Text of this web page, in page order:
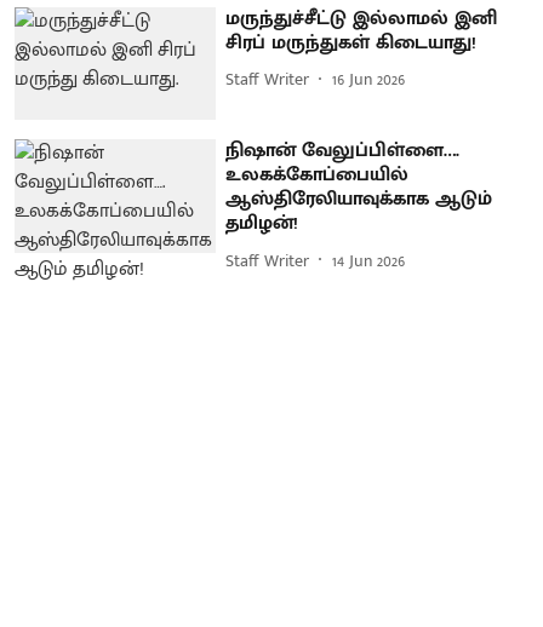
மருந்துச்சீட்டு இல்லாமல் இனி
சிரப் மருந்துகள் கிடையாது!
Staff Writer 16 Jun 2026
நிஷான் வேலுப்பிள்ளை….
உலகக்கோப்பையில்
ஆஸ்திரேலியாவுக்காக ஆடும்
தமிழன்!
Staff Writer 14 Jun 2026